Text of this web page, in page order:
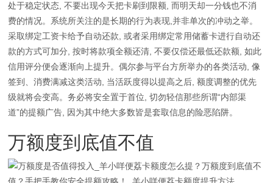
处于稳定状态, 不要出现今天把卡刷到限额, 而明天却一分钱也不消
费的情况。系统所关注的是长期的行为表现,并非单次的冲动之举。
采取绑定工资卡给予自动还款, 或者采用绑定常用储蓄卡进行自动还
款的方式可加分, 按时将款项全额还清, 不要仅偿还最低还款额, 如此
信用评分便会逐渐向上提升。偶尔参与平台方所举办的各类活动, 像
签到、消费满减这类活动, 当活跃度得以提高之后, 额度调整的优先
级就将会变高。务必将安全置于首位, 切勿轻信那些所谓“内部渠
道”的提额广告, 因为其中绝大多数皆是套取信息的险恶陷阱。
万额度到底值不值